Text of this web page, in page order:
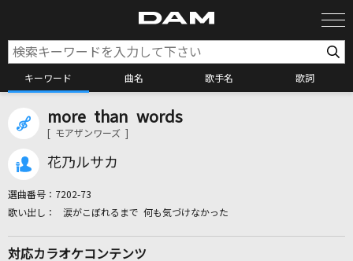
キーワード 曲名 歌手名 歌詞
カラオケ検索
more than words
[ モアザンワーズ ]
花乃ルサカ
選曲番号： 7202-73
涙がこぼれるまで 何も気づけなかった
対応カラオケコンテンツ